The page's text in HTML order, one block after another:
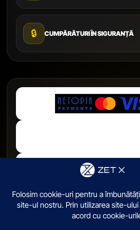
🔒 CUMPĂRĂTURI ÎN SIGURANȚĂ